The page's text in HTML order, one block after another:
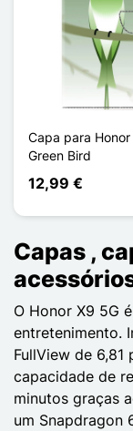
Capa para Honor
Green Bird
12,99 €
Capas ,
O Honor X9 5G
entretenimento.
FullView de 6,81
capacidade de
minutos graças
um Snapdragon